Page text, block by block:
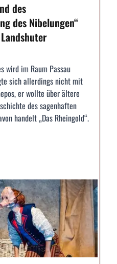
des
des Nibelungen“
wird im Raum Passau
sich allerdings nicht mit
er wollte über ältere
des sagenhaften
handelt „Das Rheingold“.